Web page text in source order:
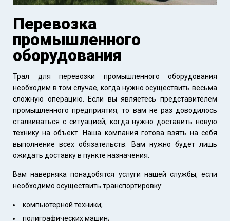
Перевозка
промышленного
оборудования
Трал для перевозки промышленного оборудования
необходим в том случае, когда нужно осуществить весьма
сложную операцию. Если вы являетесь представителем
промышленного предприятия, то вам не раз доводилось
сталкиваться с ситуацией, когда нужно доставить новую
технику на объект. Наша компания готова взять на себя
выполнение всех обязательств. Вам нужно будет лишь
ожидать доставку в пункте назначения.
Вам наверняка понадобятся услуги нашей службы, если
необходимо осуществить транспортировку:
компьютерной техники;
полиграфических машин;